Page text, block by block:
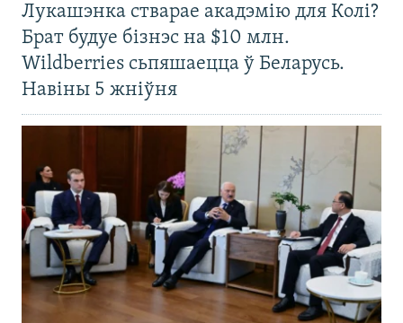
Лукашэнка стварае акадэмію для Колі?
Брат будуе бізнэс на $10 млн.
Wildberries сьпяшаецца ў Беларусь.
Навіны 5 жніўня